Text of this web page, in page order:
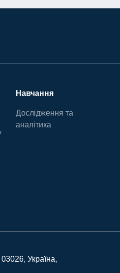
Навчання
Дослідження та
аналітика
Україна